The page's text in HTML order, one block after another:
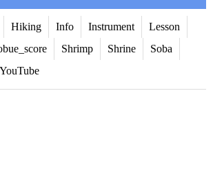
Hiking Info Instrument
Lesson
Shrimp Shrine
Soba
YouTube